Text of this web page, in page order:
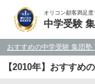
オリコン顧客満足度
中学受験
おすすめの中学受験 集団塾
【2010年】おすすめ